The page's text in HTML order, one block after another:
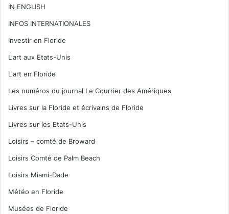
IN ENGLISH
INFOS INTERNATIONALES
Investir en Floride
L'art aux Etats-Unis
L'art en Floride
Les numéros du journal Le Courrier des Amériques
Livres sur la Floride et écrivains de Floride
Livres sur les Etats-Unis
Loisirs – comté de Broward
Loisirs Comté de Palm Beach
Loisirs Miami-Dade
Météo en Floride
Musées de Floride